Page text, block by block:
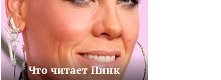
Что читает Пинк